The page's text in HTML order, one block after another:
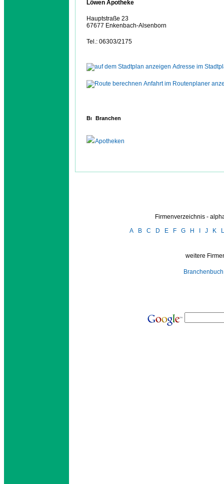
Löwen Apotheke
Hauptstraße 23
67677 Enkenbach-Alsenborn
Tel.: 06303/2175
Adresse im
Anfahrt im Routenplaner
Branchen
Apotheken
Firmenverzeichnis -
A
B C D E F G H J K L
weitere